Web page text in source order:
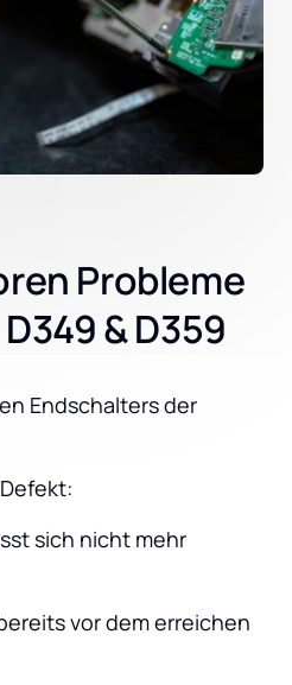
Probleme
& D359
Endschalters der
sich nicht mehr
vor dem erreichen